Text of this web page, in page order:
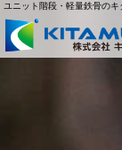
ユニット階段・軽量鉄骨のキ